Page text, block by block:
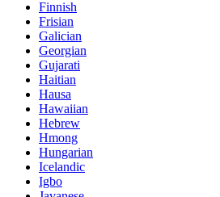
Finnish
Frisian
Galician
Georgian
Gujarati
Haitian
Hausa
Hawaiian
Hebrew
Hmong
Hungarian
Icelandic
Igbo